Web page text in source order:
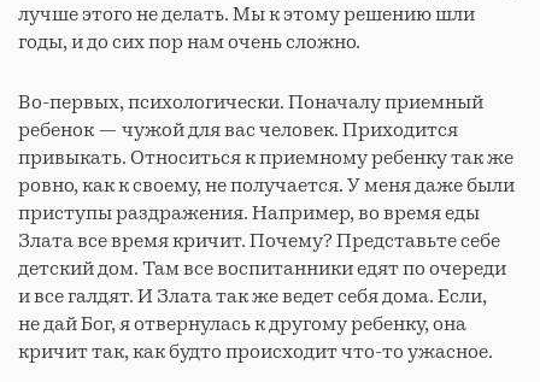
лучше этого не делать. Мы к этому решению шли
годы, и до сих пор нам очень сложно.
Во-первых, психологически. Поначалу приемный
ребенок — чужой для вас человек. Приходится
привыкать. Относиться к приемному ребенку так же
ровно, как к своему, не получается. У меня даже были
приступы раздражения. Например, во время еды
Злата все время кричит. Почему? Представьте себе
детский дом. Там все воспитанники едят по очереди
и все галдят. И Злата так же ведет себя дома. Если,
не дай Бог, я отвернулась к другому ребенку, она
кричит так, как будто происходит что-то ужасное.